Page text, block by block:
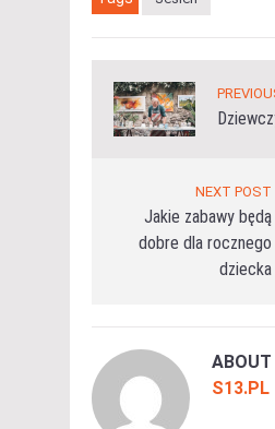
NEXT POST
Jakie zabawy będą
dobre dla rocznego
dziecka
S13.PL